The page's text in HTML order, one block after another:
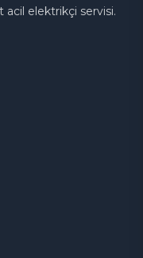
elektrikçi servisi.